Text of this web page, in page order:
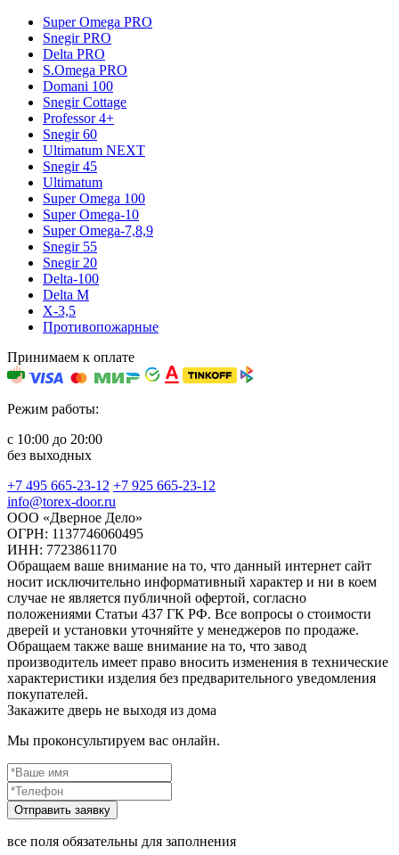
Super Omega PRO
Snegir PRO
Delta PRO
S.Omega PRO
Domani 100
Snegir Cottage
Professor 4+
Snegir 60
Ultimatum NEXT
Snegir 45
Ultimatum
Super Omega 100
Super Omega-10
Super Omega-7,8,9
Snegir 55
Snegir 20
Delta-100
Delta M
X-3,5
Противопожарные
Принимаем к оплате
Режим работы:
с 10:00 до 20:00
без выходных
+7 495 665-23-12 +7 925 665-23-12
info@torex-door.ru
ООО «Дверное Дело»
ОГРН: 1137746060495
ИНН: 7723861170
Обращаем ваше внимание на то, что данный интернет сайт
носит исключительно информативный характер и ни в коем
случае не является публичной офертой, согласно
положениями Статьи 437 ГК РФ. Все вопросы о стоимости
дверей и установки уточняйте у менеджеров по продаже.
Обращаем также ваше внимание на то, что завод
производитель имеет право вносить изменения в технические
характеристики изделия без предварительного уведомления
покупателей.
Закажите дверь не выходя из дома
Мы проконсультируем вас онлайн.
все поля обязательны для заполнения